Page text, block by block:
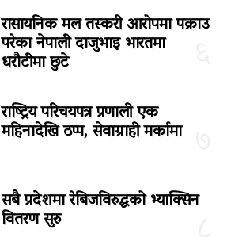
रासायनिक मल तस्करी आरोपमा पक्राउ
परेका नेपाली दाजुभाइ भारतमा
धरौटीमा छुटे
राष्ट्रिय परिचयपत्र प्रणाली एक
महिनादेखि ठप्प, सेवाग्राही मर्कामा
सबै प्रदेशमा रेबिजविरुद्धको भ्याक्सिन
वितरण सुरु